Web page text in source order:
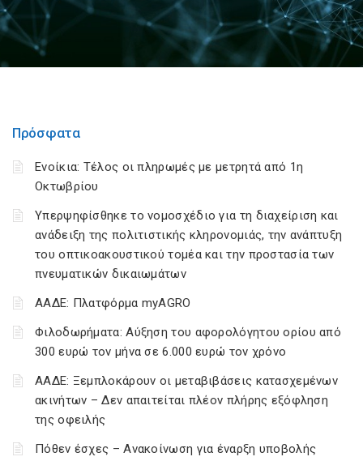
Πρόσφατα
Ενοίκια: Τέλος οι πληρωμές με μετρητά από 1η
Οκτωβρίου
Υπερψηφίσθηκε το νομοσχέδιο για τη διαχείριση και
ανάδειξη της πολιτιστικής κληρονομιάς, την ανάπτυξη
του οπτικοακουστικού τομέα και την προστασία των
πνευματικών δικαιωμάτων
ΑΑΔΕ: Πλατφόρμα myAGRO
Φιλοδωρήματα: Αύξηση του αφορολόγητου ορίου από
300 ευρώ τον μήνα σε 6.000 ευρώ τον χρόνο
ΑΑΔΕ: Ξεμπλοκάρουν οι μεταβιβάσεις κατασχεμένων
ακινήτων – Δεν απαιτείται πλέον πλήρης εξόφληση
της οφειλής
Πόθεν έσχες – Ανακοίνωση για έναρξη υποβολής